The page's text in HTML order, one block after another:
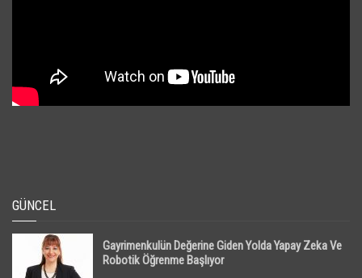
GÜNCEL
Gayrimenkulün Değerine Giden Yolda Yapay Zeka Ve
Robotik Öğrenme Başlıyor